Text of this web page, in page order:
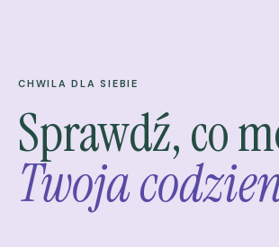
CHWILA DLA SIEBIE
Sprawdź, co
Twoja